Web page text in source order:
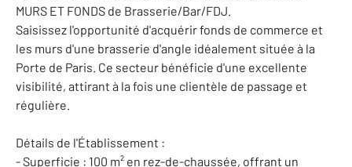
MURS ET FONDS de Brasserie/Bar/FDJ.
Saisissez l'opportunité d'acquérir fonds de commerce et
les murs d'une brasserie d'angle idéalement située à la
Porte de Paris. Ce secteur bénéficie d'une excellente
visibilité, attirant à la fois une clientèle de passage et
régulière.
Détails de l'Établissement :
- Superficie : 100 m² en rez-de-chaussée, offrant un